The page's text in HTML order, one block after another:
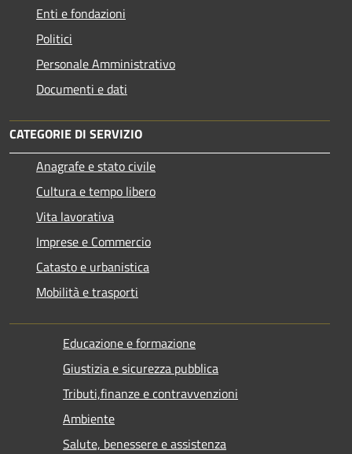
Enti e fondazioni
Politici
Personale Amministrativo
Documenti e dati
CATEGORIE DI SERVIZIO
Anagrafe e stato civile
Cultura e tempo libero
Vita lavorativa
Imprese e Commercio
Catasto e urbanistica
Mobilità e trasporti
Educazione e formazione
Giustizia e sicurezza pubblica
Tributi,finanze e contravvenzioni
Ambiente
Salute, benessere e assistenza